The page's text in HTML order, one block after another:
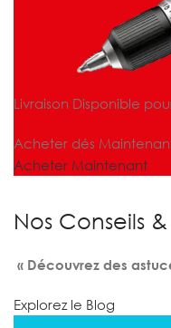
Livraison Disponible
Acheter dés
Acheter Maintenant
Nos Conseils
« Découvrez des
Explorez le Blog